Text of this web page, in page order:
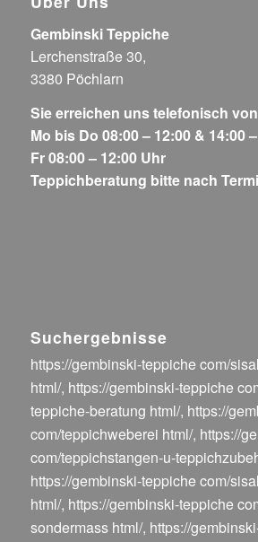
Gembinski Teppiche
Lerchenstraße 30,
3380 Pöchlarn
Sie erreichen uns telefonisch
Mo bis Do 08:00 – 12:00 & 14:00
Fr 08:00 – 12:00 Uhr
Teppichberatung bitte nach
Suchergebnisse
https://gembinski-teppiche com/
html/, https://gembinski-teppiche
teppiche-beratung html/, https://
com/teppichweberei html/, https://
com/teppichstangen-u-
https://gembinski-teppiche com/
html/, https://gembinski-teppiche
sondermass html/, https://